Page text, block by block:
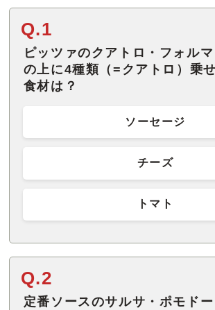
Q.1
ピッツァのクアトロ・フォル
の上に4種類（=クアトロ）乗
食材は？
ソーセージ
チーズ
トマト
Q.2
定番ソースのサルサ・ポモド